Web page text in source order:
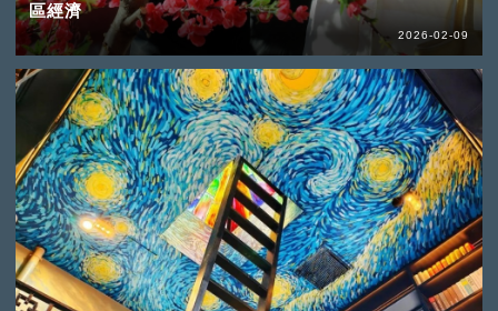
區經濟
2026-02-09